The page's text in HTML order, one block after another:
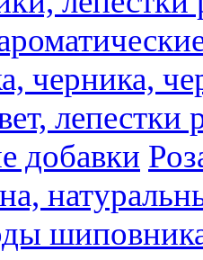
черника,
лепестки
добавки